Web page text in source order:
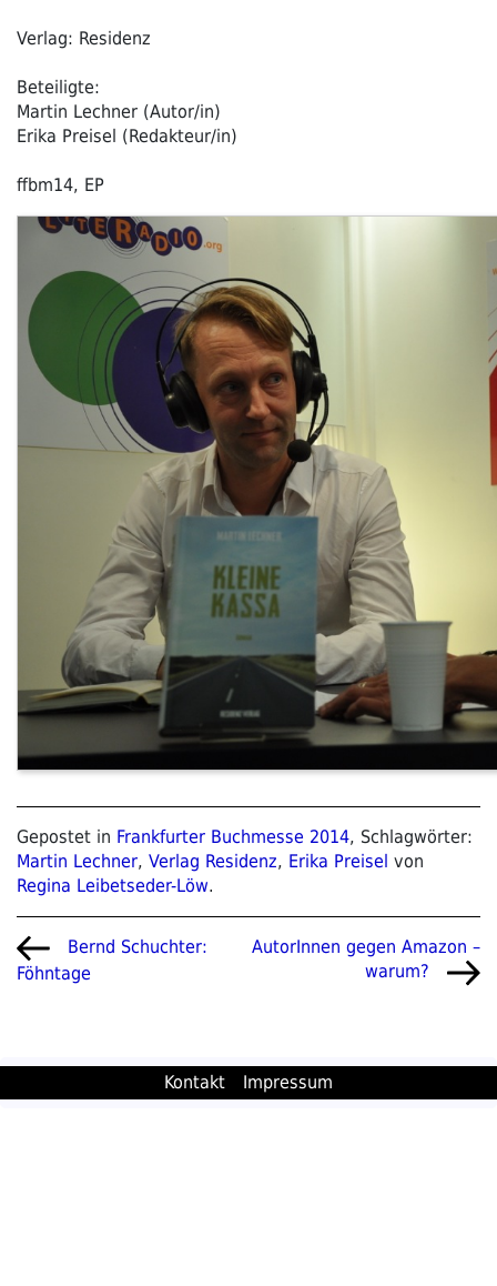
Verlag: Residenz
Beteiligte:
Martin Lechner (Autor/in)
Erika Preisel (Redakteur/in)
ffbm14, EP
Gepostet in Frankfurter Buchmesse 2014, Schlagwörter:
Martin Lechner, Verlag Residenz, Erika Preisel von
Regina Leibetseder-Löw.
Beitragsnavigation
Vorheriger
Beitrag
Bernd Schuchter:
Föhntage
Nächster
AutorInnen gegen Amazon –
warum?
Kontakt Impressum